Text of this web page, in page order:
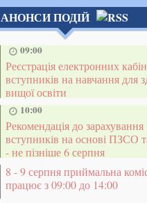
АНОНСИ ПОДІЙ
09:00
Реєстрація електронних
вступників на навчання для
вищої освіти
10:00
Рекомендація до зарахування
вступників на основі ПЗСО
- не пізніше 6 серпня
8 - 9 серпня приймальна
працює з 09:00 до 14:00